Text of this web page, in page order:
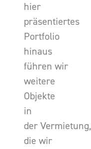
hier
präsentiertes
Portfolio
hinaus
führen wir
weitere
Objekte
in
der Vermietung,
die wir